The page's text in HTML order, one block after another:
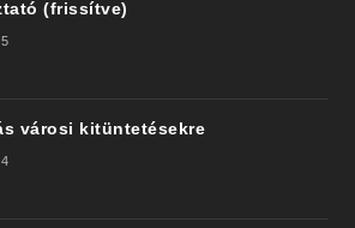
(frissítve)
városi kitüntetésekre